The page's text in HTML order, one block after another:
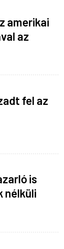
amerikai
az
fel az
is
nélküli